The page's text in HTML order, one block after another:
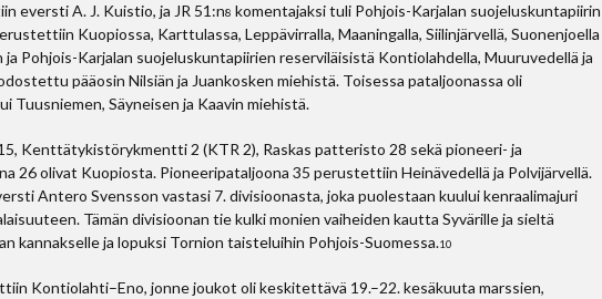
eversti A. J. Kuistio, ja JR 51:n8 komentajaksi tuli Pohjois-Karjalan suojeluskuntapiirin
Kuopiossa, Karttulassa, Leppävirralla, Maaningalla, Siilinjärvellä, Suonenjoella
Pohjois-Karjalan suojeluskuntapiirien reserviläisistä Kontiolahdella, Muuruvedellä ja
pääosin Nilsiän ja Juankosken miehistä. Toisessa pataljoonassa oli
Tuusniemen, Säyneisen ja Kaavin miehistä.
Kenttätykistörykmentti 2 (KTR 2), Raskas patteristo 28 sekä pioneeri- ja
26 olivat Kuopiosta. Pioneeripataljoona 35 perustettiin Heinävedellä ja Polvijärvellä.
Antero Svensson vastasi 7. divisioonasta, joka puolestaan kuului kenraalimajuri
Tämän divisioonan tie kulki monien vaiheiden kautta Syvärille ja sieltä
kannakselle ja lopuksi Tornion taisteluihin Pohjois-Suomessa.10
Kontiolahti–Eno, jonne joukot oli keskitettävä 19.–22. kesäkuuta marssien,